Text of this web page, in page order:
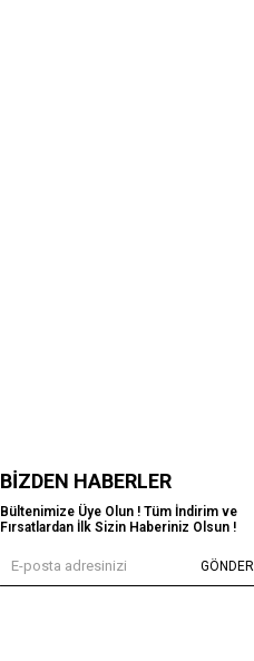
BIZDEN HABERLER
Bültenimize Üye Olun ! Tüm İndirim ve
Fırsatlardan İlk Sizin Haberiniz Olsun !
GÖNDER